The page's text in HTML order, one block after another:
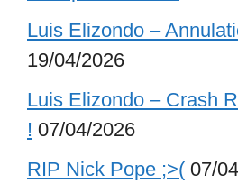
Luis Elizondo –
19/04/2026
Luis Elizondo – Crash
! 07/04/2026
RIP Nick Pope ;>( 07/